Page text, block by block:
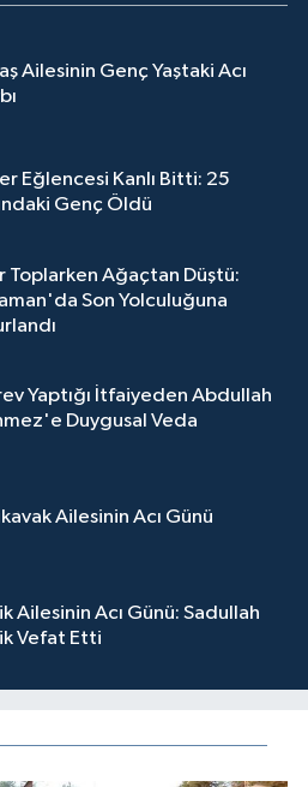
Ailesinin Genç Yaştaki Acı
Eğlencesi Kanlı Bitti: 25
Genç Öldü
Toplarken Ağaçtan Düştü:
Son Yolculuğuna
Yaptığı İtfaiyeden Abdullah
Duygusal Veda
Ailesinin Acı Günü
Ailesinin Acı Günü: Sadullah
Vefat Etti